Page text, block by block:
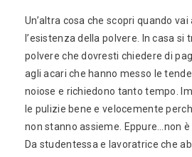
Un’altra cosa che scopri quando vai
l’esistenza della polvere. In casa si
polvere che dovresti chiedere di
agli acari che hanno messo le
noiose e richiedono tanto tempo.
le pulizie bene e velocemente
non stanno assieme. Eppure…non è
Da studentessa e lavoratrice che